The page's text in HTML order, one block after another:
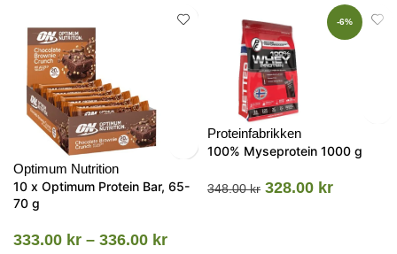
Optimum Nutrition
10 x Optimum Protein Bar, 65-
70 g
333.00 kr – 336.00 kr
-6%
Proteinfabrikken
100% Myseprotein 1000 g
348.00kr 328.00 kr